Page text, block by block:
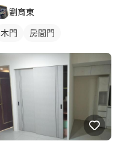
劉育東
木門 房間門